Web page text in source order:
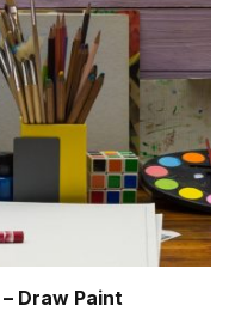
Draw Paint